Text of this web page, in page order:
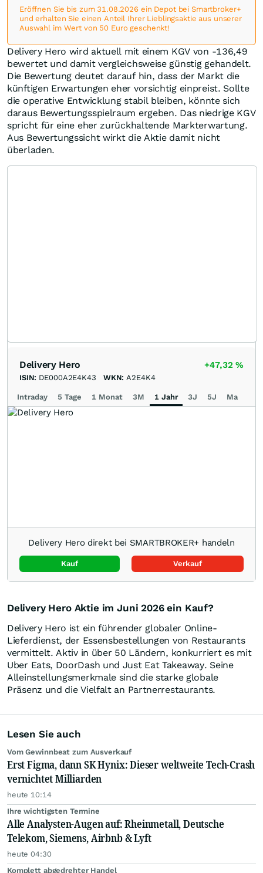
Eröffnen Sie bis zum 31.08.2026 ein Depot bei Smartbroker+
und erhalten Sie einen Anteil Ihrer Lieblingsaktie aus unserer
Auswahl im Wert von 50 Euro geschenkt!
Delivery Hero wird aktuell mit einem KGV von -136,49
bewertet und damit vergleichsweise günstig gehandelt.
Die Bewertung deutet darauf hin, dass der Markt die
künftigen Erwartungen eher vorsichtig einpreist. Sollte
die operative Entwicklung stabil bleiben, könnte sich
daraus Bewertungsspielraum ergeben. Das niedrige KGV
spricht für eine eher zurückhaltende Markterwartung.
Aus Bewertungssicht wirkt die Aktie damit nicht
überladen.
Delivery Hero +47,32%
ISIN: DE000A2E4K43 WKN: A2E4K4
Intraday 5 Tage 1 Monat 3M 1 Jahr 3J 5J Max
Delivery Hero direkt bei SMARTBROKER+ handeln
Kauf Verkauf
Delivery Hero Aktie im Juni 2026 ein Kauf?
Delivery Hero ist ein führender globaler Online-
Lieferdienst, der Essensbestellungen von Restaurants
vermittelt. Aktiv in über 50 Ländern, konkurriert es mit
Uber Eats, DoorDash und Just Eat Takeaway. Seine
Alleinstellungsmerkmale sind die starke globale
Präsenz und die Vielfalt an Partnerrestaurants.
Lesen Sie auch
Vom Gewinnbeat zum Ausverkauf
Erst Figma, dann SK Hynix: Dieser weltweite Tech-Crash
vernichtet Milliarden
heute 10:14
Ihre wichtigsten Termine
Alle Analysten-Augen auf: Rheinmetall, Deutsche
Telekom, Siemens, Airbnb & Lyft
heute 04:30
Komplett abgedrehter Handel